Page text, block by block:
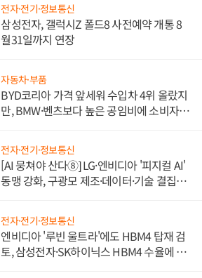
전자·전기·정보통신
삼성전자, 갤럭시Z 폴드8 사전예약 개통 8
월31일까지 연장
자동차·부품
BYD코리아 가격 앞세워 수입차 4위 올랐지
만, BMW·벤츠보다 높은 공임비에 소비자
전자·전기·정보통신
[AI 뭉쳐야 산다⑧] LG·엔비디아 '피지컬 AI'
동맹 강화, 구광모 제조·데이터·기술 결집
전자·전기·정보통신
엔비디아 '루빈 울트라'에도 HBM4 탑재 검
토, 삼성전자·SK하이닉스 HBM4 수율에 주